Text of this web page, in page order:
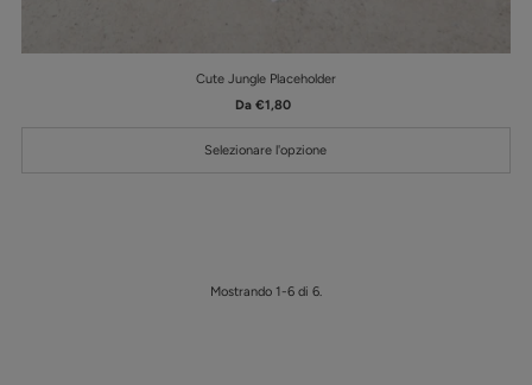
Cute Jungle Placeholder
Prezzo
listino
Da €1,80
Selezionare l'opzione
Mostrando 1-6 di 6.